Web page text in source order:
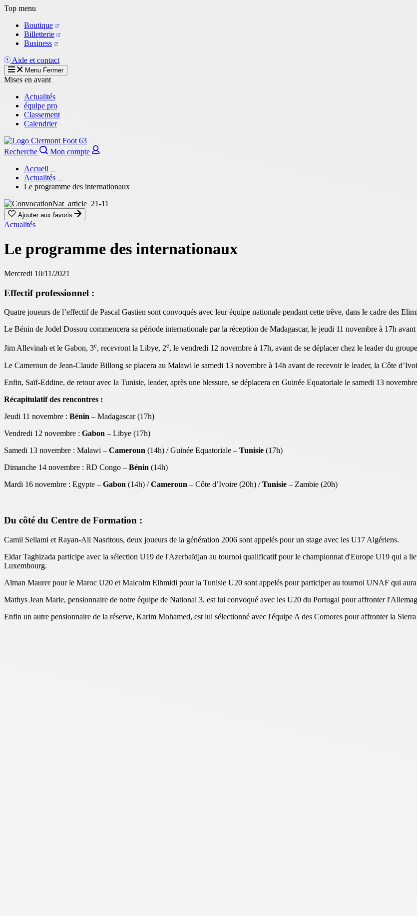
Aller
contenu
principal
Top menu
Boutique
Billetterie
Business
Aide et contact
Menu Fermer
Mises en avant
Actualités
équipe pro
Classement
Calendrier
Recherche
Mon compte
Accueil
Actualités
Le programme des internationaux
Ajouter aux favoris
Actualités
Le programme des internationaux
Mercredi 10/11/2021
Effectif professionnel :
Quatre joueurs de l’effectif de Pascal Gastien sont convoqués avec leur équipe nationale pendant cette trêve, dans le cadre des
Le Bénin de Jodel Dossou commencera sa période internationale par la réception de Madagascar, le jeudi 11 novembre à 17h
Jim Allevinah et le Gabon, 3e, recevront la Libye, 2e, le vendredi 12 novembre à 17h, avant de se déplacer chez le leader du
Le Cameroun de Jean-Claude Billong se placera au Malawi le samedi 13 novembre à 14h avant de recevoir le leader, la Côte
Enfin, Saïf-Eddine, de retour avec la Tunisie, leader, après une blessure, se déplacera en Guinée Equatoriale le samedi 13
Récapitulatif des rencontres :
Jeudi 11 novembre : Bénin – Madagascar (17h)
Vendredi 12 novembre : Gabon – Libye (17h)
Samedi 13 novembre : Malawi – Cameroun (14h) / Guinée Equatoriale – Tunisie (17h)
Dimanche 14 novembre : RD Congo – Bénin (14h)
Mardi 16 novembre : Egypte – Gabon (14h) /Cameroun – Côte d’Ivoire (20h) /Tunisie – Zambie (20h)
Du côté du Centre de Formation :
Camil Sellami et Rayan-Ali Nasritous, deux joueurs de la génération 2006 sont appelés pour un stage avec les U17 Algériens.
Eldar Taghizada participe avec la sélection U19 de l'Azerbaïdjan au tournoi qualificatif pour le championnat d'Europe U19 qui a
Luxembourg.
Aïman Maurer pour le Maroc U20 et Malcolm Elhmidi pour la Tunisie U20 sont appelés pour participer au tournoi UNAF qui
Mathys Jean Marie, pensionnaire de notre équipe de National 3, est lui convoqué avec les U20 du Portugal pour affronter
Enfin un autre pensionnaire de la réserve, Karim Mohamed, est lui sélectionné avec l'équipe A des Comores pour affronter la